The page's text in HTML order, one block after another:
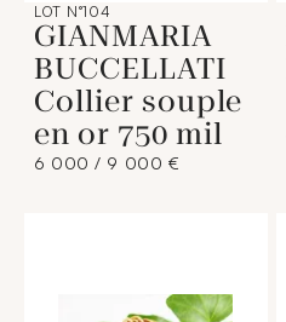
LOT N°104
GIANMARIA
BUCCELLATI
Collier souple
en or 750 mil
6 000 / 9 000 €